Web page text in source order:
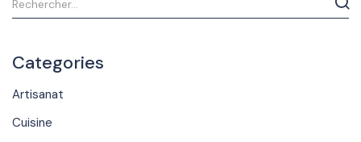
Categories
Artisanat
Cuisine